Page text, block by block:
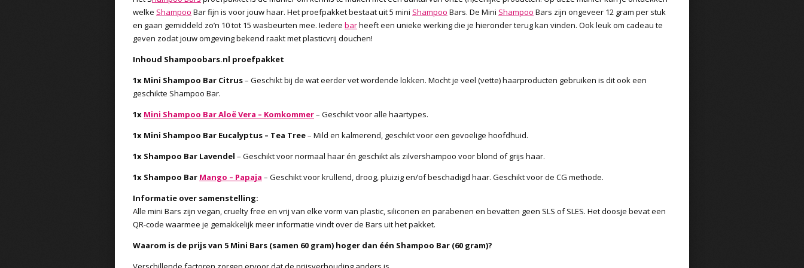
welke Shampoo Bar fijn is voor jouw haar. Het proefpakket bestaat uit 5 mini Shampoo Bars. De Mini Shampoo Bars zijn ongeveer 12 gram per stuk
en gaan gemiddeld zo’n 10 tot 15 wasbeurten mee. Iedere barheeft een unieke werking die je hieronder terug kan vinden. Ook leuk om cadeau te
geven zodat jouw omgeving bekend raakt met plasticvrij douchen!
Inhoud Shampoobars.nl proefpakket
1x Mini Shampoo Bar Citrus– Geschikt bij de wat eerder vet wordende lokken. Mocht je veel (vette) haarproducten gebruiken is dit ook een
geschikte Shampoo Bar.
1x Mini Shampoo Bar Aloë Vera – Komkommer– Geschikt voor alle haartypes.
1x Mini Shampoo Bar Eucalyptus – Tea Tree– Mild en kalmerend, geschikt voor een gevoelige hoofdhuid.
1x Shampoo Bar Lavendel – Geschikt voor normaal haar én geschikt als zilvershampoo voor blond of grijs haar.
1x Shampoo Bar Mango – Papaja – Geschikt voor krullend, droog, pluizig en/of beschadigd haar. Geschikt voor de CG methode.
Informatie over samenstelling:
Alle mini Bars zijn vegan, cruelty free en vrij van elke vorm van plastic, siliconen en parabenen en bevatten geen SLS of SLES. Het doosje bevat een
QR-code waarmee je gemakkelijk meer informatie vindt over de Bars uit het pakket.
Waarom is de prijs van 5 Mini Bars (samen 60 gram) hoger dan één Shampoo Bar (60 gram)?